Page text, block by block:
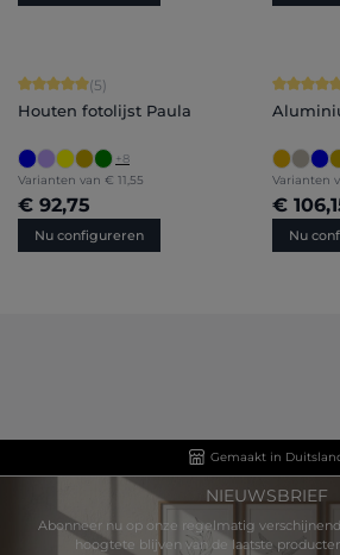
Gemiddelde waardering van 5 van 5 sterren
(5)
Houten fotolijst Paula
+8
Varianten van € 11,55
€ 92,75
Nu configureren
Varianten
€
Nu
Gemaakt in
NIEUWSBRIEF
Abonneer nu op onze regelmatig
hoogtete blijven van de laatste